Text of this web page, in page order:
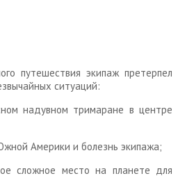
путешествия экипаж претерпел
ситуаций:
надувном тримаране в центре
Америки и болезнь экипажа;
сложное место на планете для